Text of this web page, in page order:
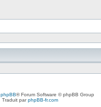
phpBB® Forum Software © phpBB Group
Traduit parphpBB-fr.com